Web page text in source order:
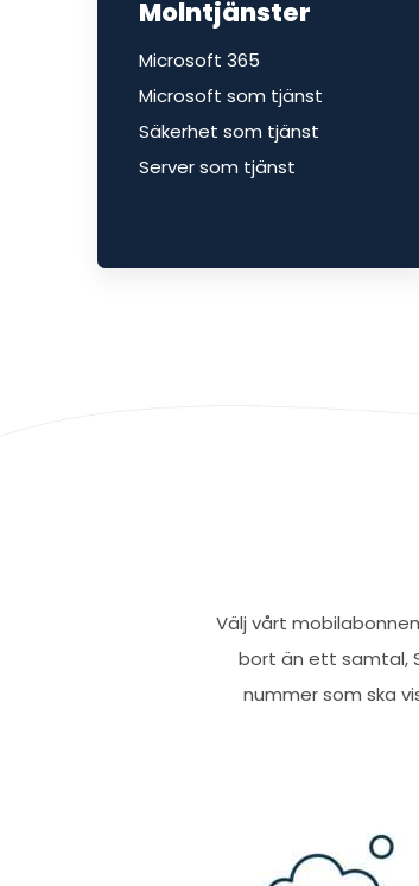
Molntjänster
Microsoft 365
Microsoft som tjänst
Säkerhet som tjänst
Server som tjänst
Välj vårt
bort än ett samtal,
nummer som ska